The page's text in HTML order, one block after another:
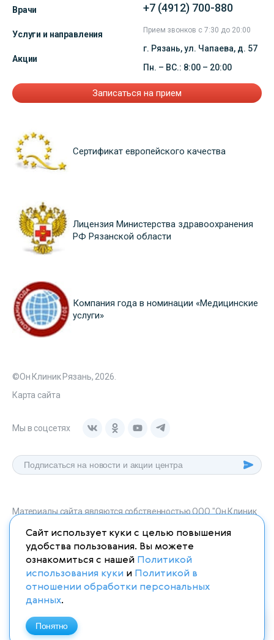
Врачи
Услуги и направления
Акции
+7 (4912) 700-880
Прием звонков с 7:30 до 20:00
г. Рязань, ул. Чапаева, д. 57
Пн. – ВС.: 8:00 – 20:00
Записаться на прием
Сертификат европейского качества
Лицензия Министерства здравоохранения
РФ Рязанской области
Компания года в номинации «Медицинские
услуги»
©Он Клиник Рязань, 2026.
Карта сайта
Мы в соцсетях
Материалы сайта являются собственностью ООО "Он Клиник
onclinic-ryazan.ru запрещено в соответствии со статьей 1259
ГК. РФ.
ИМЕЮТСЯ ПРОТИВОПОКАЗАНИЯ. НЕОБХОДИМО
ПРОКОНСУЛЬТИРОВАТЬСЯ СО СПЕЦИАЛИСТОМ
Сайт использует куки с целью повышения
удобства пользования. Вы можете
ознакомиться с нашей Политикой
использования куки и Политикой в
отношении обработки персональных
данных.
Понятно